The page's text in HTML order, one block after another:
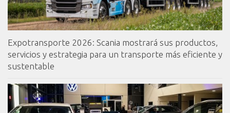
Expotransporte 2026: Scania mostrará sus productos,
servicios y estrategia para un transporte más eficiente y
sustentable